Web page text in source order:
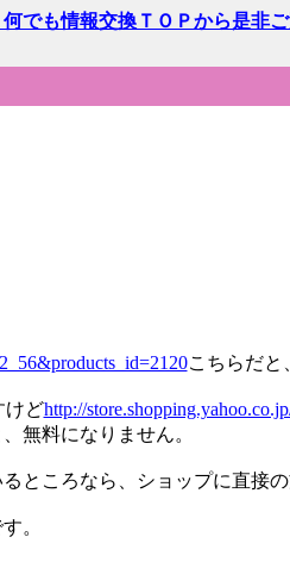
でも情報交換ＴＯＰから是非ご
こちらだと
けどhttp://
無料になりません。
ところなら、ショップに直接
。